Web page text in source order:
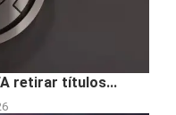
retirar títulos...